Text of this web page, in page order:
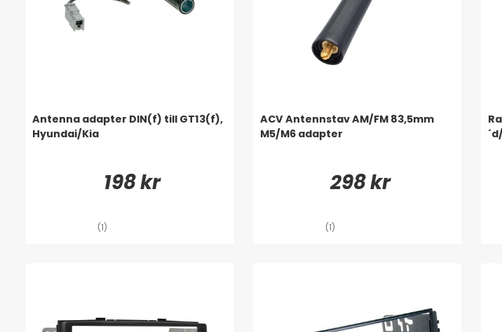
Antenna adapter DIN(f) till GT13(f),
Hyundai/Kia
198 kr
(1)
ACV Antennstav AM/FM 83,5mm
M5/M6 adapter
298 kr
(1)